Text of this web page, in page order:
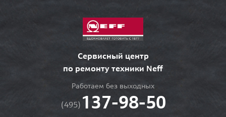
Сервисный центр
по ремонту техники Neff
Работаем без выходных
(495) 137-98-50